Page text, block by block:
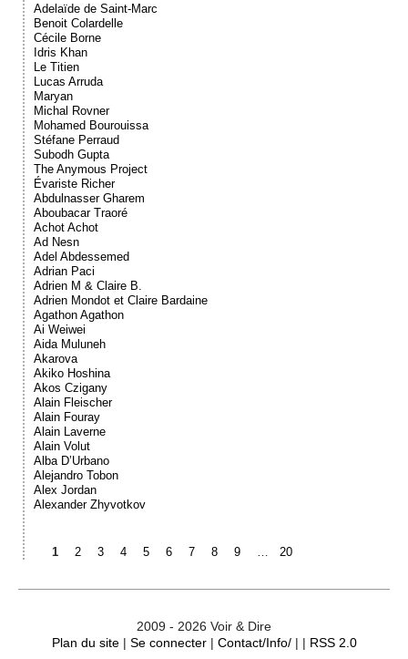
Adelaïde de Saint-Marc
Benoit Colardelle
Cécile Borne
Idris Khan
Le Titien
Lucas Arruda
Maryan
Michal Rovner
Mohamed Bourouissa
Stéfane Perraud
Subodh Gupta
The Anymous Project
Évariste Richer
Abdulnasser Gharem
Aboubacar Traoré
Achot Achot
Ad Nesn
Adel Abdessemed
Adrian Paci
Adrien M & Claire B.
Adrien Mondot et Claire Bardaine
Agathon Agathon
Ai Weiwei
Aida Muluneh
Akarova
Akiko Hoshina
Akos Czigany
Alain Fleischer
Alain Fouray
Alain Laverne
Alain Volut
Alba D’Urbano
Alejandro Tobon
Alex Jordan
Alexander Zhyvotkov
1 2 3 4 5 6 7 8 9 … 20
2009 - 2026 Voir & Dire
Plan du site| Se connecter| Contact/Info/| | RSS 2.0